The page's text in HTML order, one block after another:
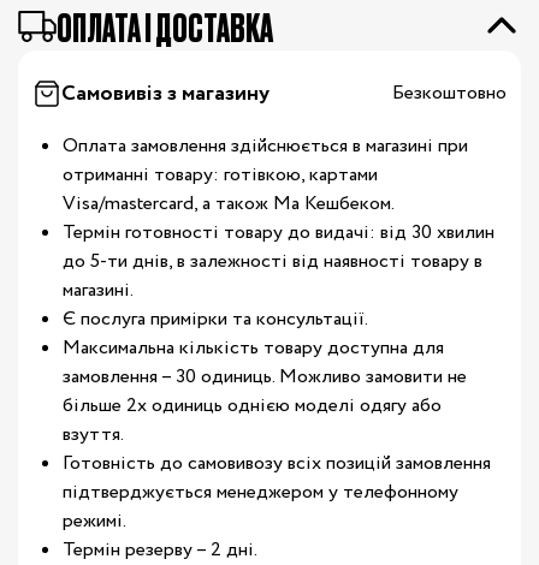
OПЛАТА І ДОСТАВКА
Самовивіз з магазину
Безкоштовно
Оплата замовлення здійснюється в магазині при
отриманні товару: готівкою, картами
Visa/mastercard, а також Ма Кешбеком.
Термін готовності товару до видачі: від 30 хвилин
до 5-ти днів, в залежності від наявності товару в
магазині.
Є послуга примірки та консультації.
Максимальна кількість товару доступна для
замовлення – 30 одиниць. Можливо замовити не
більше 2х одиниць однією моделі одягу або
взуття.
Готовність до самовивозу всіх позицій замовлення
підтверджується менеджером у телефонному
режимі.
Термін резерву – 2 дні.